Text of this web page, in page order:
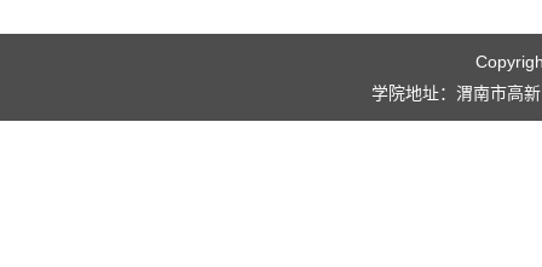
学院地址：渭南市高